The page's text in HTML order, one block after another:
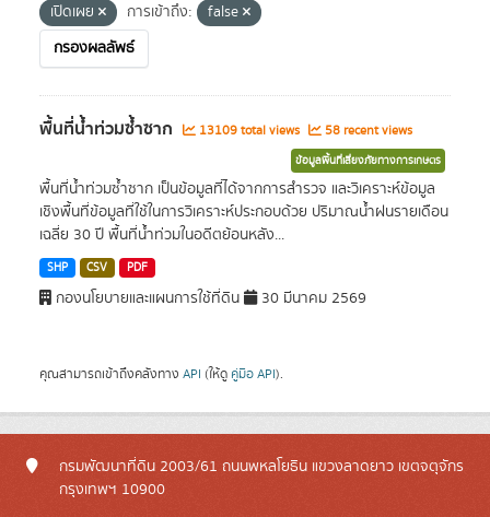
เปิดเผย
การเข้าถึง:
false
กรองผลลัพธ์
พื้นที่น้ำท่วมซ้ำซาก 13109 total views 58 recent views
ข้อมูลพื้นที่เสี่ยงภัยทางการเกษตร
พื้นที่น้ำท่วมซ้ำซาก เป็นข้อมูลที่ได้จากการสำรวจ และวิเคราะห์ข้อมูล
เชิงพื้นที่ข้อมูลที่ใช้ในการวิเคราะห์ประกอบด้วย ปริมาณน้ำฝนรายเดือน
เฉลี่ย 30 ปี พื้นที่น้ำท่วมในอดีตย้อนหลัง...
SHP CSV PDF
กองนโยบายและแผนการใช้ที่ดิน 30 มีนาคม 2569
คุณสามารถเข้าถึงคลังทาง API (ให้ดู คู่มือ API).
กรมพัฒนาที่ดิน 2003/61 ถนนพหลโยธิน แขวงลาดยาว เขตจตุจักร
กรุงเทพฯ 10900